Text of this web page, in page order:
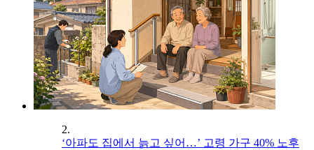
2.
‘아파도 집에서 늙고 싶어…’ 고령 가구 40% 노후